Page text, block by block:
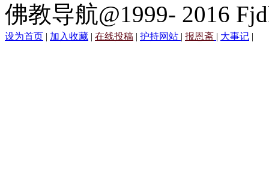
佛教导航@1999- 2016
设为首页 | 加入收藏 | 在线投稿 | 护持网站 | 报恩斋 | 大事记 |